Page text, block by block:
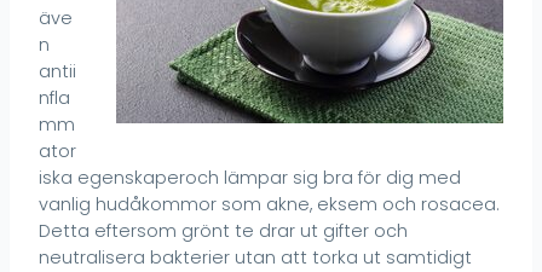
äve
n
antii
nfla
mm
ator
iska egenskaperoch lämpar sig bra för dig med
vanlig hudåkommor som akne, eksem och rosacea.
Detta eftersom grönt te drar ut gifter och
neutralisera bakterier utan att torka ut samtidigt